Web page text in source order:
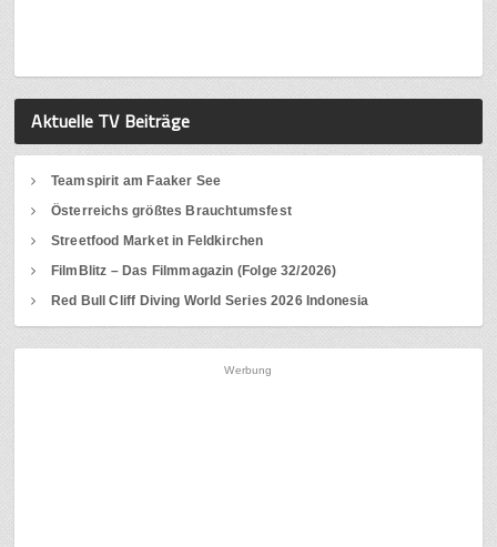
Aktuelle TV Beiträge
Teamspirit am Faaker See
Österreichs größtes Brauchtumsfest
Streetfood Market in Feldkirchen
FilmBlitz – Das Filmmagazin (Folge 32/2026)
Red Bull Cliff Diving World Series 2026 Indonesia
Werbung